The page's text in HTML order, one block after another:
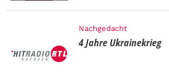
Nachgedacht
4 Jahre Ukrainekrieg